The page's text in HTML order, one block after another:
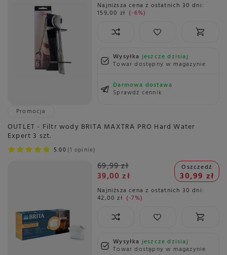
Najniższa cena z ostatnich 30 dni:
159,00 zł -6%
Wysyłkajeszcze dzisiaj
Towar dostępny w magazynie
Darmowa dostawa
Sprawdź cennik
Promocja
OUTLET - Filtr wody BRITA MAXTRA PRO Hard Water
Expert 3 szt.
5.00 1 opinie
69,99 zł
39,00 zł
Oszczedź
30,99 zł
Najniższa cena z ostatnich 30 dni:
42,00 zł -7%
Wysyłkajeszcze dzisiaj
Towar dostępny w magazynie